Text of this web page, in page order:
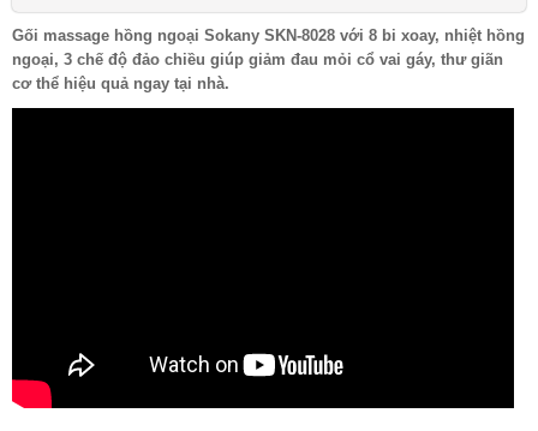
Gối massage hồng ngoại Sokany SKN-8028 với 8 bi xoay, nhiệt hồng
ngoại, 3 chế độ đảo chiều giúp giảm đau mỏi cổ vai gáy, thư giãn
cơ thể hiệu quả ngay tại nhà.